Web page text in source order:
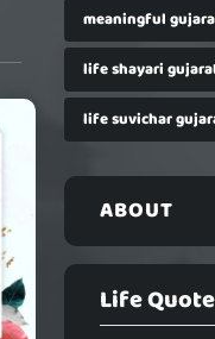
meaningful
life shayari
life suvichar
ABOUT
Life